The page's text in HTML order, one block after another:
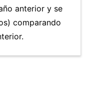
anterior y se
comparando